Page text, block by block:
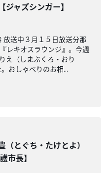
ジャズシンガー】
送中３月１５日放送分那
レキオスラウンジ』。今週
え（しまぶくろ・おり
おしゃべりのお相...
（とぐち・たけとよ）
市長】